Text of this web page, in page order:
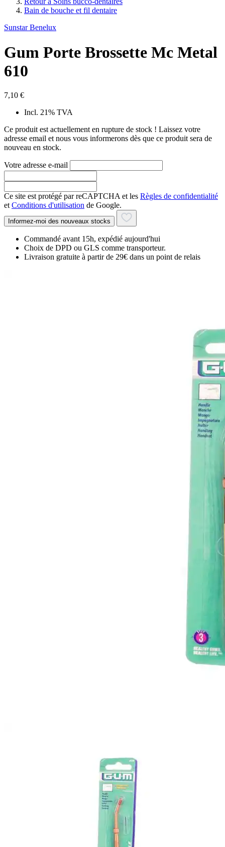
Bain de bouche et fil dentaire
Sunstar Benelux
Gum Porte Brossette Mc Metal
610
7,10 €
Incl. 21% TVA
Ce produit est actuellement en rupture de stock ! Laissez votre
adresse email et nous vous informerons dès que ce produit sera de
nouveau en stock.
Votre adresse e-mail
Ce site est protégé par reCAPTCHA et les Règles de confidentialité
et Conditions d'utilisation de Google.
Informez-moi des nouveaux stocks
Commandé avant 15h, expédié aujourd'hui
Choix de DPD ou GLS comme transporteur.
Livraison gratuite à partir de 29€ dans un point de relais